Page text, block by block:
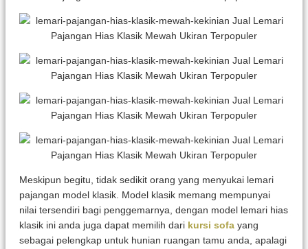
Meskipun begitu, tidak sedikit orang yang menyukai lemari
pajangan model klasik. Model klasik memang mempunyai
nilai tersendiri bagi penggemarnya, dengan model lemari hias
klasik ini anda juga dapat memilih dari kursi sofa yang
sebagai pelengkap untuk hunian ruangan tamu anda, apalagi